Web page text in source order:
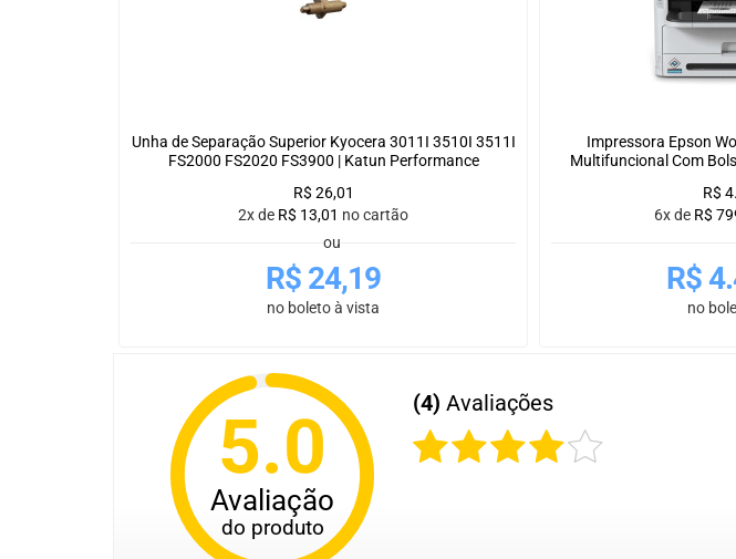
Unha de Separação Superior Kyocera 3011I 3510I 3511I
FS2000 FS2020 FS3900 | Katun Performance
R$ 26,01
2x de R$ 13,01 no cartão
ou
R$ 24,19
no boleto à vista
Impressora Epson
Multifuncional Com
R$
6x de R$
R$
no
5.0
Avaliação
do produto
(4) Avaliações